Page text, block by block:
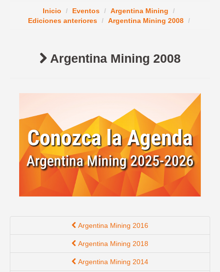
Eventos
News Room
Inicio / Eventos / Argentina Mining
/
Ediciones anteriores
/ Argentina Mining 2008 /
Argentina Mining 2008
Argentina Mining 2016
Argentina Mining 2018
Argentina Mining 2014